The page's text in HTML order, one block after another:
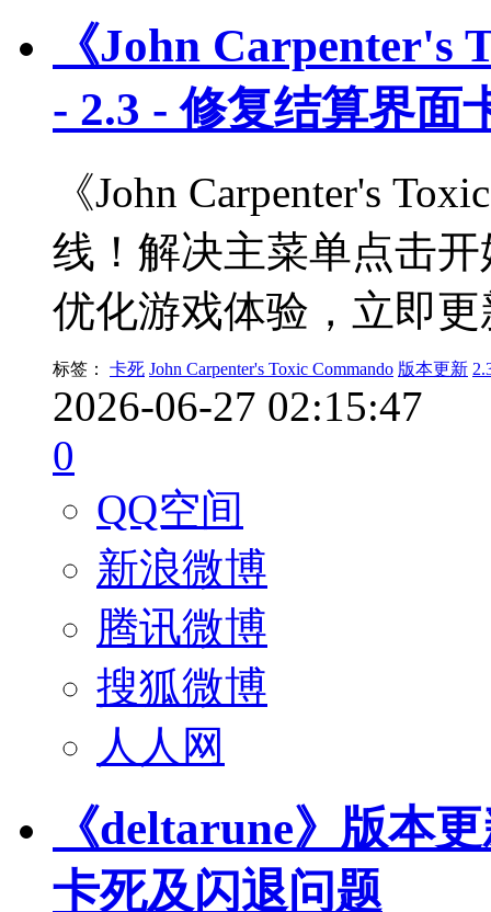
《John Carpenter's
- 2.3 - 修复结算界面
《John Carpenter's
线！解决主菜单点击
优化游戏体验，立即
标签： 卡死 John Carpenter's Toxic Commando 版本更新
2026-06-27 02:15:47
0
QQ空间
新浪微博
腾讯微博
搜狐微博
人人网
《deltarune》版本
卡死及闪退问题